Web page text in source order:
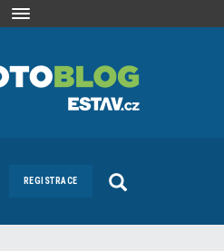
Toggle
REGISTRACE